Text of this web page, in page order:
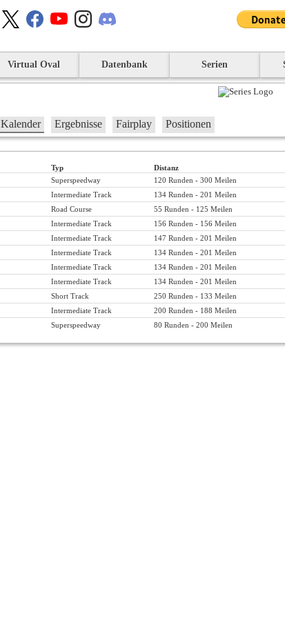
Virtual Oval Datenbank Serien
Kalender Ergebnisse Fairplay Positionen
Typ Distanz
Superspeedway 120 Runden - 300 Meilen
Intermediate Track 134 Runden - 201 Meilen
Road Course 55 Runden - 125 Meilen
Intermediate Track 156 Runden - 156 Meilen
Intermediate Track 147 Runden - 201 Meilen
Intermediate Track 134 Runden - 201 Meilen
Intermediate Track 134 Runden - 201 Meilen
Intermediate Track 134 Runden - 201 Meilen
Short Track 250 Runden - 133 Meilen
Intermediate Track 200 Runden - 188 Meilen
Superspeedway 80 Runden - 200 Meilen